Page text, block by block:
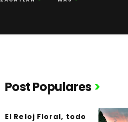
Post Populares
El Reloj Floral, todo